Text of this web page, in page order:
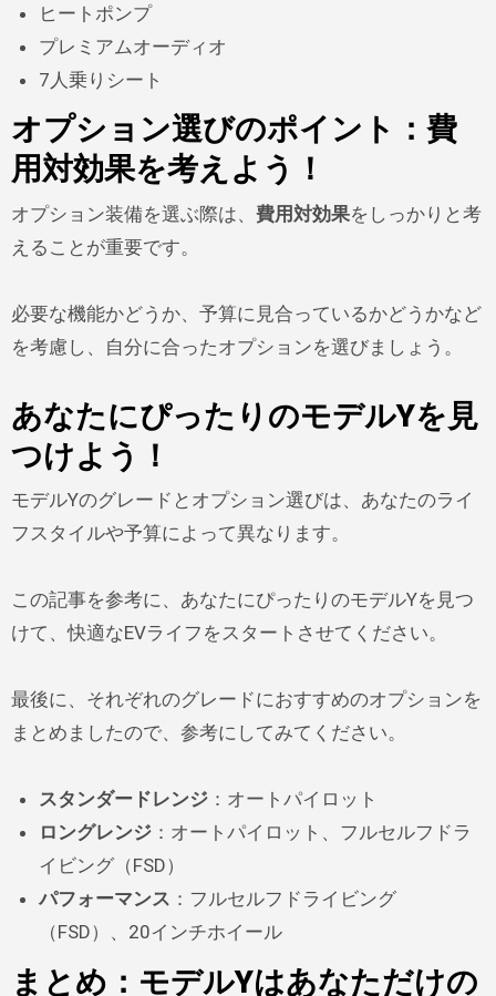
ヒートポンプ
プレミアムオーディオ
7人乗りシート
オプション選びのポイント：費
用対効果を考えよう！
オプション装備を選ぶ際は、 費用対効果をしっかりと考
えることが重要です。
必要な機能かどうか、予算に見合っているかどうかなど
を考慮し、自分に合ったオプションを選びましょう。
あなたにぴったりのモデルYを見
つけよう！
モデルYのグレードとオプション選びは、あなたのライ
フスタイルや予算によって異なります。
この記事を参考に、あなたにぴったりのモデルYを見つ
けて、快適なEVライフをスタートさせてください。
最後に、それぞれのグレードにおすすめのオプションを
まとめましたので、参考にしてみてください。
スタンダードレンジ ：オートパイロット
ロングレンジ ：オートパイロット、フルセルフドラ
イビング（FSD）
パフォーマンス ：フルセルフドライビング
（FSD）、20インチホイール
まとめ：モデルYはあなただけの